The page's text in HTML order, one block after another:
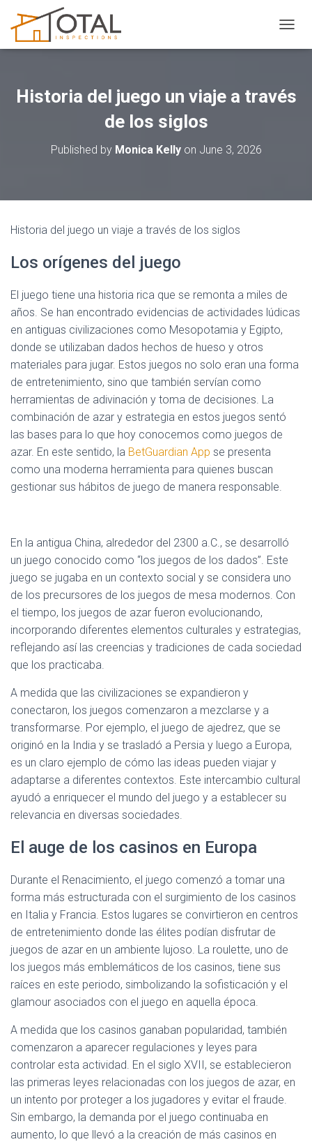
O
E
Historia del juego un viaje a través
de los siglos
Published by Monica Kellyon June 3, 2026
Historia del juego un viaje a través de los siglos
Los orígenes del juego
El juego tiene una historia rica que se remonta a miles de
años. Se han encontrado evidencias de actividades lúdicas
en antiguas civilizaciones como Mesopotamia y Egipto,
donde se utilizaban dados hechos de hueso y otros
materiales para jugar. Estos juegos no solo eran una forma
de entretenimiento, sino que también servían como
herramientas de adivinación y toma de decisiones. La
combinación de azar y estrategia en estos juegos sentó
las bases para lo que hoy conocemos como juegos de
azar. En este sentido, la BetGuardian App se presenta
como una moderna herramienta para quienes buscan
gestionar sus hábitos de juego de manera responsable.
En la antigua China, alrededor del 2300 a.C., se desarrolló
un juego conocido como “los juegos de los dados”. Este
juego se jugaba en un contexto social y se considera uno
de los precursores de los juegos de mesa modernos. Con
el tiempo, los juegos de azar fueron evolucionando,
incorporando diferentes elementos culturales y estrategias,
reflejando así las creencias y tradiciones de cada sociedad
que los practicaba.
A medida que las civilizaciones se expandieron y
conectaron, los juegos comenzaron a mezclarse y a
transformarse. Por ejemplo, el juego de ajedrez, que se
originó en la India y se trasladó a Persia y luego a Europa,
es un claro ejemplo de cómo las ideas pueden viajar y
adaptarse a diferentes contextos. Este intercambio cultural
ayudó a enriquecer el mundo del juego y a establecer su
relevancia en diversas sociedades.
El auge de los casinos en Europa
Durante el Renacimiento, el juego comenzó a tomar una
forma más estructurada con el surgimiento de los casinos
en Italia y Francia. Estos lugares se convirtieron en centros
de entretenimiento donde las élites podían disfrutar de
juegos de azar en un ambiente lujoso. La roulette, uno de
los juegos más emblemáticos de los casinos, tiene sus
raíces en este periodo, simbolizando la sofisticación y el
glamour asociados con el juego en aquella época.
A medida que los casinos ganaban popularidad, también
comenzaron a aparecer regulaciones y leyes para
controlar esta actividad. En el siglo XVII, se establecieron
las primeras leyes relacionadas con los juegos de azar, en
un intento por proteger a los jugadores y evitar el fraude.
Sin embargo, la demanda por el juego continuaba en
aumento, lo que llevó a la creación de más casinos en